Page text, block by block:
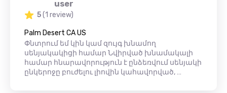
user
5(1 review)
Palm Desert CA US
Փնտրում եմ կին կամ զույգ խնամող
սենյակակիցի համար Նվիրված խնամակալի
համար հնարավորություն է ընձեռվում սենյակի
ընկերոջը բուժելու լիովին կահավորված, …